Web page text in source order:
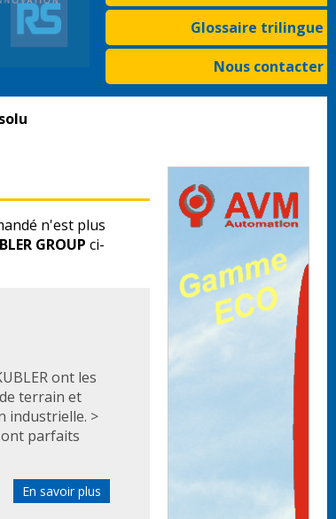
Glossaire trilingue
Nous contacter
n'est plus
GROUP ci-
ont les
terrain et
industrielle. >
parfaits
En savoir plus